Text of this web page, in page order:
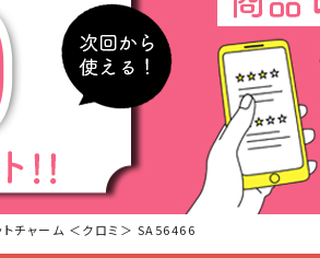
トチャーム ＜クロミ＞ SA56466